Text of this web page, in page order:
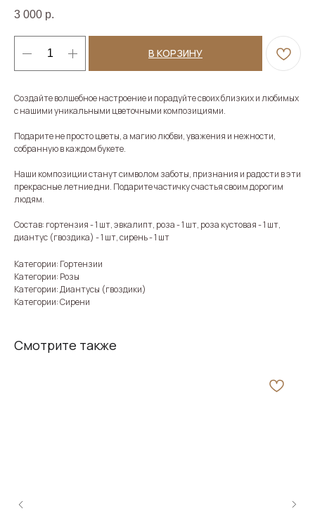
3 000 р.
В КОРЗИНУ
Создайте волшебное настроение и порадуйте своих близких и любимых
с нашими уникальными цветочными композициями.
Подарите не просто цветы, а магию любви, уважения и нежности,
собранную в каждом букете.
Наши композиции станут символом заботы, признания и радости в эти
прекрасные летние дни. Подарите частичку счастья своим дорогим
людям.
Состав: гортензия - 1 шт, эвкалипт, роза - 1 шт, роза кустовая - 1 шт,
диантус (гвоздика) - 1 шт, сирень - 1 шт
Категории: Гортензии
Категории: Розы
Категории: Диантусы (гвоздики)
Категории: Сирени
Смотрите также